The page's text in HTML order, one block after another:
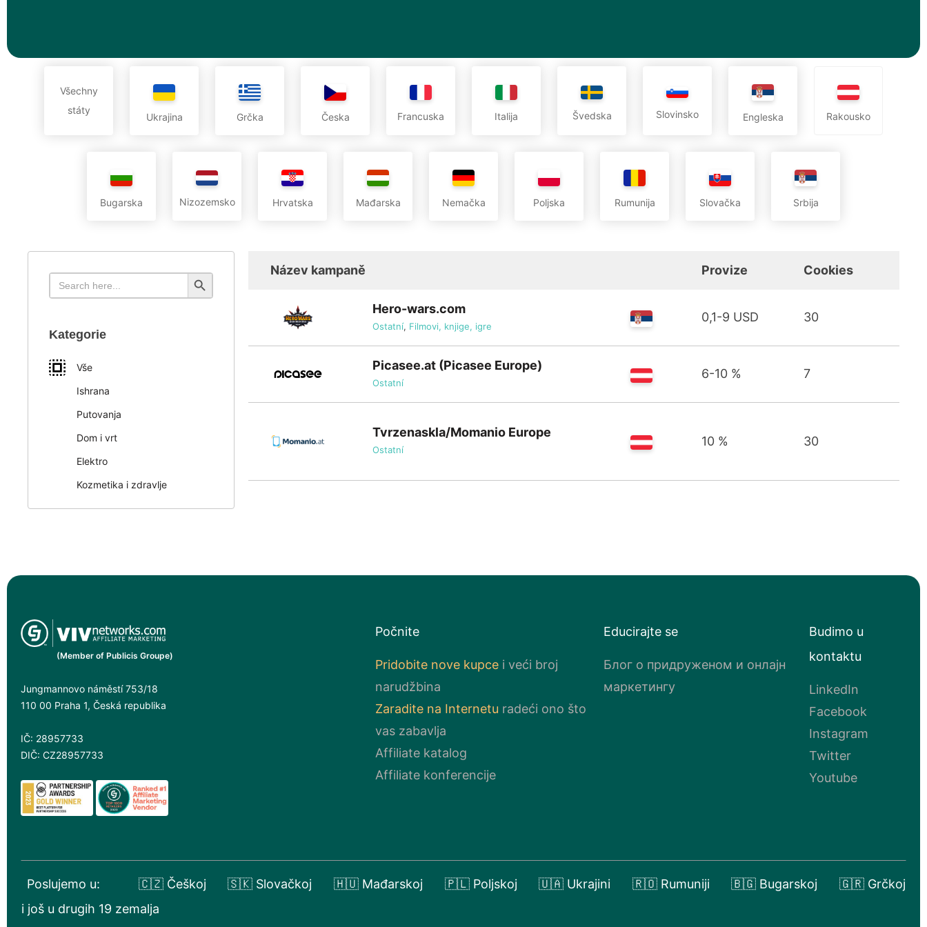
Všechny
státy
Ukrajina Grčka Česka Francuska Italija Švedska Slovinsko Engleska Rakousko
Bugarska Nizozemsko Hrvatska Mađarska Nemačka Poljska Rumunija Slovačka Srbija
Search
for:
Search Button
Kategorie
Vše
Ishrana
Putovanja
Dom i vrt
Elektro
Kozmetika i zdravlje
Název kampaně Provize Cookies
Hero-wars.com
Ostatní, Filmovi, knjige, igre
0,1-9 USD 30
Picasee.at (Picasee Europe)
Ostatní
6-10 % 7
Tvrzenaskla/Momanio Europe
Ostatní
10 % 30
(Member of Publicis Groupe)
Jungmannovo náměstí 753/18
110 00 Praha 1, Česká republika
IČ: 28957733
DIČ: CZ28957733
Počnite
Pridobite nove kupcei veći broj
narudžbina
Zaradite na Internetu radeći ono što
vas zabavlja
Affiliate katalog
Affiliate konferencije
Educirajte se
Блог о придруженом и онлајн
маркетингу
Budimo u
kontaktu
LinkedIn
Facebook
Instagram
Twitter
Youtube
Poslujemo u: 🇨🇿 Češkoj 🇸🇰 Slovačkoj 🇭🇺 Mađarskoj 🇵🇱 Poljskoj 🇺🇦 Ukrajini 🇷🇴 Rumuniji 🇧🇬 Bugarskoj
🇬🇷 Grčkoj
i još u drugih 19 zemalja